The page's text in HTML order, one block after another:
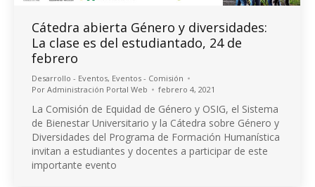
Cátedra abierta Género y diversidades:
La clase es del estudiantado, 24 de
febrero
Desarrollo - Eventos, Eventos - Comisión
Por Administración Portal Web febrero 4, 2021
La Comisión de Equidad de Género y OSIG, el Sistema
de Bienestar Universitario y la Cátedra sobre Género y
Diversidades del Programa de Formación Humanística
invitan a estudiantes y docentes a participar de este
importante evento